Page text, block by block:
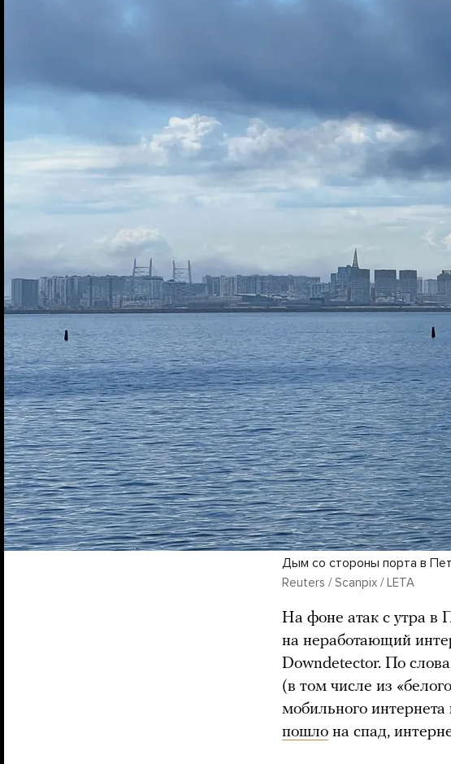
Дым со стороны порта в
Reuters / Scanpix / LETA
На фоне атак с утра в
на неработающий
Downdetector. По
(в том числе из
мобильного
пошло на спад,